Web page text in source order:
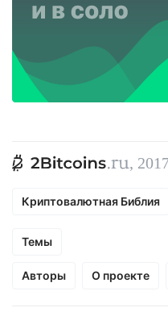
,
Криптовалютная Библия
Темы
Авторы О проекте